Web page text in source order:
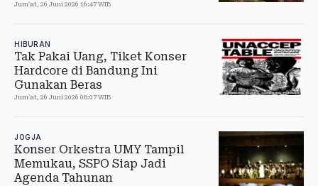
Jum'at, 26 Juni 2026 16:47 WIB
HIBURAN
Tak Pakai Uang, Tiket Konser
Hardcore di Bandung Ini
Gunakan Beras
Jum'at, 26 Juni 2026 08:07 WIB
JOGJA
Konser Orkestra UMY Tampil
Memukau, SSPO Siap Jadi
Agenda Tahunan